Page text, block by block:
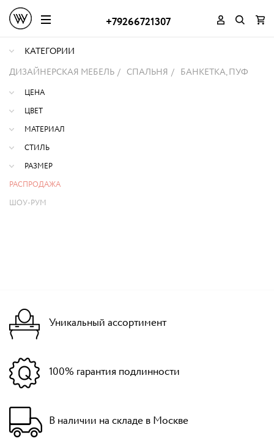
+79266721307
КАТЕГОРИИ
ДИЗАЙНЕРСКАЯ МЕБЕЛЬ
СПАЛЬНЯ БАНКЕТКА, ПУФ
ЦЕНА
ЦВЕТ
МАТЕРИАЛ
СТИЛЬ
РАЗМЕР
РАСПРОДАЖА
ШОУ-РУМ
Уникальный ассортимент
100% гарантия подлинности
В наличии на складе в Москве